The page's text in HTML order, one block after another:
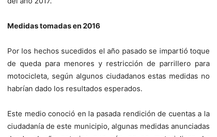
Medidas tomadas en 2016
Por los hechos sucedidos el año pasado se impartió toque
de queda para menores y restricción de parrillero para
motocicleta, según algunos ciudadanos estas medidas no
habrían dado los resultados esperados.
Este medio conoció en la pasada rendición de cuentas a la
ciudadanía de este municipio, algunas medidas anunciadas